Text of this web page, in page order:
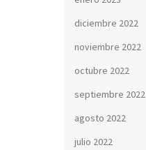
diciembre 2022
noviembre 2022
octubre 2022
septiembre 2022
agosto 2022
julio 2022